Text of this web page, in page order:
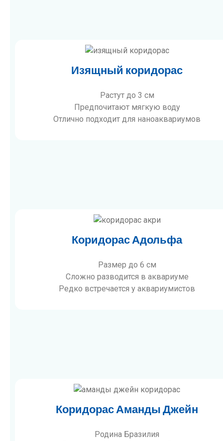
Изящный коридорас
Растут до 3 см
Предпочитают мягкую воду
Отлично подходит для наноаквариумов
Коридорас Адольфа
Размер до 6 см
Сложно разводится в аквариуме
Редко встречается у аквариумистов
Коридорас Аманды Джейн
Родина Бразилия